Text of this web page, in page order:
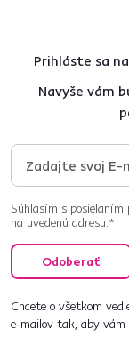
Prihláste sa
Navyše vám
Súhlasím s
na uvedenú adresu.*
Odoberať
Chcete o všetkom
e‑mailov tak, aby vám